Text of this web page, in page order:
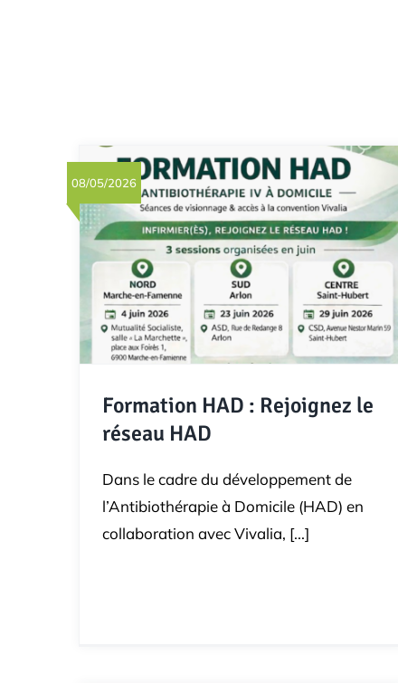
Formation HAD : Rejoignez le
réseau HAD
08/05/2026
Dans le cadre du développement de
l’Antibiothérapie à Domicile (HAD) en
collaboration avec Vivalia, [...]